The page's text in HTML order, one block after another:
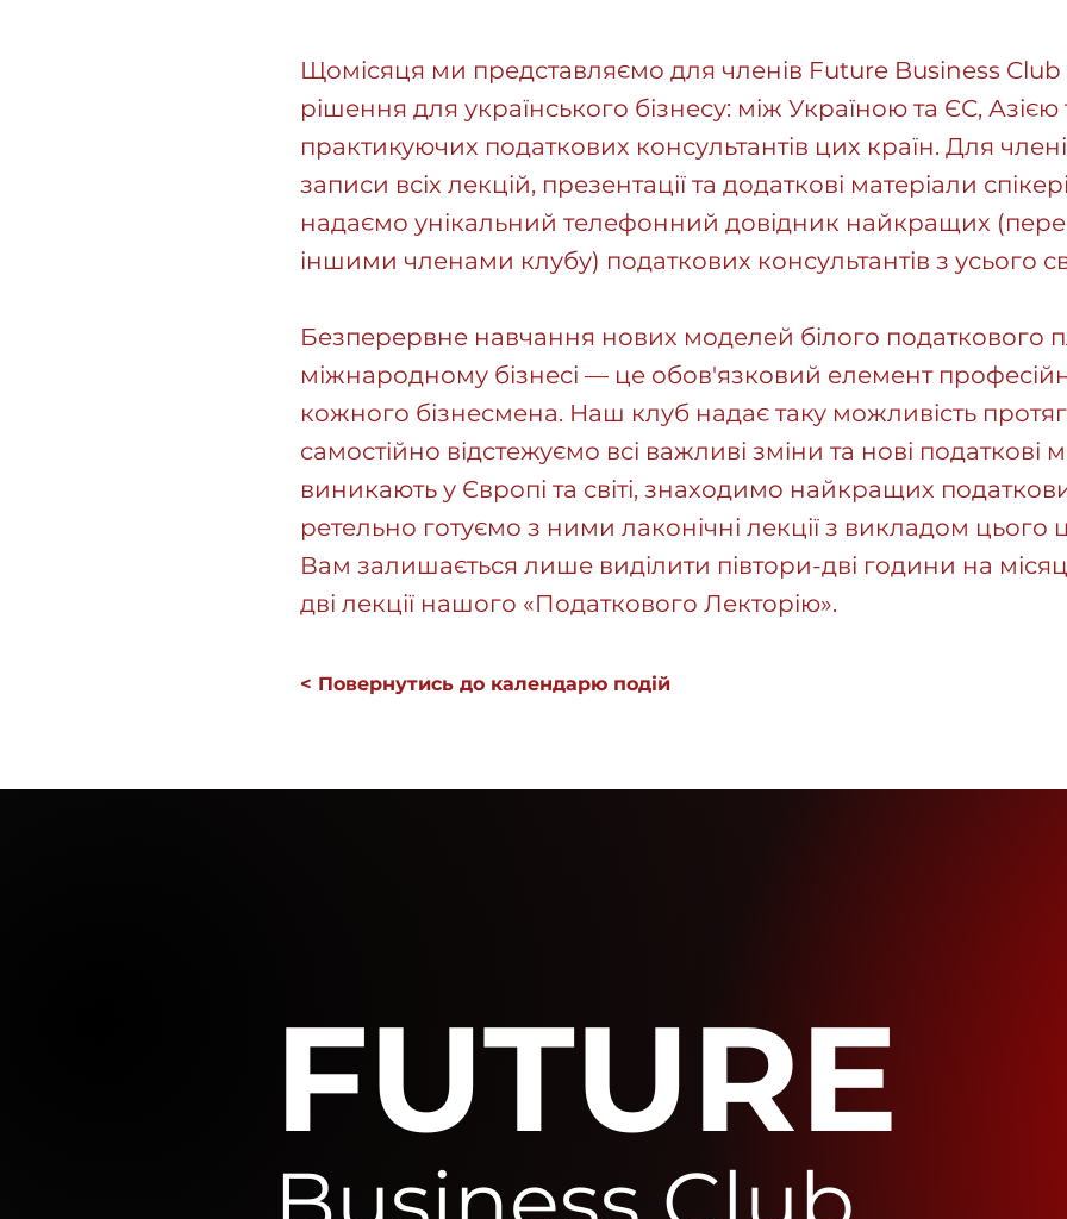
Щомісяця ми представляємо для членів Future Business Club
рішення для українського бізнесу: між Україною та ЄС,
практикуючих податкових консультантів цих країн. Для
записи всіх лекцій, презентації та додаткові матеріали
надаємо унікальний телефонний довідник найкращих
іншими членами клубу) податкових консультантів з усього
Безперервне навчання нових моделей білого податкового
міжнародному бізнесі — це обов'язковий елемент
кожного бізнесмена. Наш клуб надає таку можливість
самостійно відстежуємо всі важливі зміни та нові податкові
виникають у Європі та світі, знаходимо найкращих
ретельно готуємо з ними лаконічні лекції з викладом цього
Вам залишається лише виділити півтори-дві години на
дві лекції нашого «Податкового Лекторію».
< Повернутись до календарю подій
FUTURE